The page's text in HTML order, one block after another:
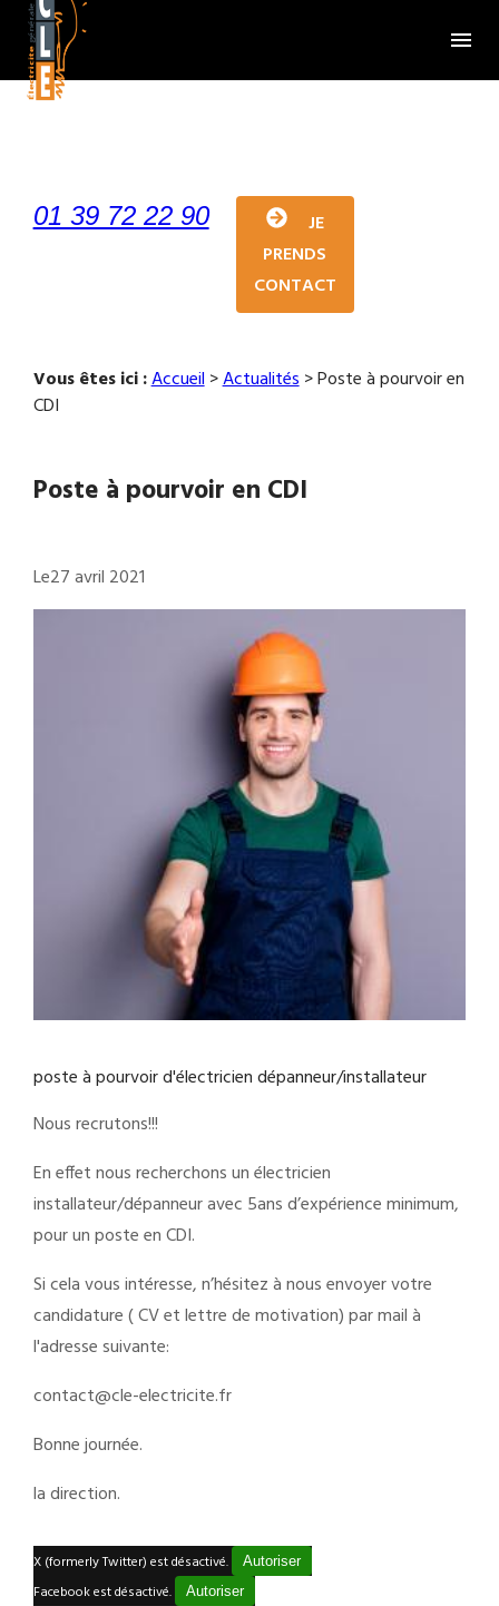
menu
01 39 72 22 90
JE
PRENDS
CONTACT
Vous êtes ici :Accueil>Actualités> Poste à pourvoir en
CDI
Poste à pourvoir en CDI
Le27 avril 2021
poste à pourvoir d'électricien dépanneur/installateur
Nous recrutons!!!
En effet nous recherchons un électricien
installateur/dépanneur avec 5ans d’expérience minimum,
pour un poste en CDI.
Si cela vous intéresse, n’hésitez à nous envoyer votre
candidature ( CV et lettre de motivation) par mail à
l'adresse suivante:
contact@cle-electricite.fr
Bonne journée.
la direction.
X (formerly Twitter) est désactivé. Autoriser
Facebook est désactivé. Autoriser
Panneau de gestion des cookies